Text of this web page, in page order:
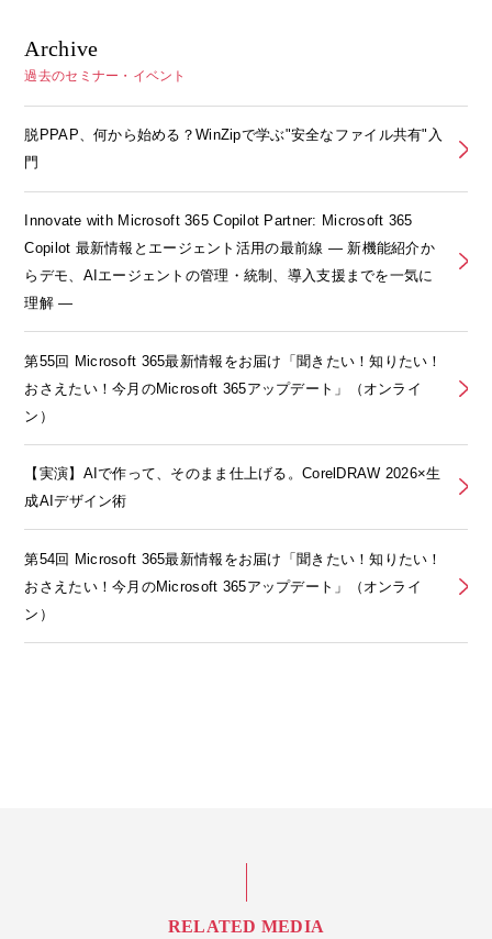
Archive
過去のセミナー・イベント
脱PPAP、何から始める？WinZipで学ぶ"安全なファイル共有"入
門
Innovate with Microsoft 365 Copilot Partner: Microsoft 365
Copilot 最新情報とエージェント活用の最前線 ― 新機能紹介か
らデモ、AIエージェントの管理・統制、導入支援までを一気に
理解 ―
第55回 Microsoft 365最新情報をお届け「聞きたい！知りたい！
おさえたい！今月のMicrosoft 365アップデート」（オンライ
ン）
【実演】AIで作って、そのまま仕上げる。CorelDRAW 2026×生
成AIデザイン術
第54回 Microsoft 365最新情報をお届け「聞きたい！知りたい！
おさえたい！今月のMicrosoft 365アップデート」（オンライ
ン）
RELATED MEDIA